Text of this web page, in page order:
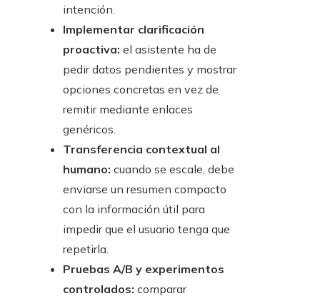
intención.
Implementar clarificación
proactiva: el asistente ha de
pedir datos pendientes y mostrar
opciones concretas en vez de
remitir mediante enlaces
genéricos.
Transferencia contextual al
humano: cuando se escale, debe
enviarse un resumen compacto
con la información útil para
impedir que el usuario tenga que
repetirla.
Pruebas A/B y experimentos
controlados: comparar